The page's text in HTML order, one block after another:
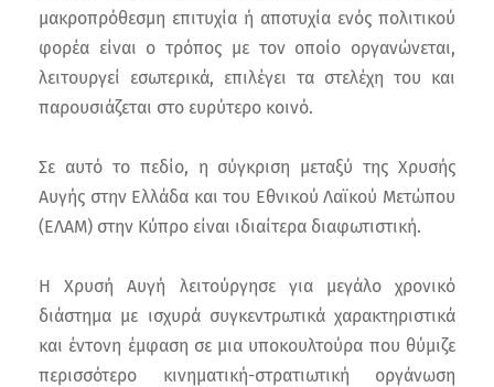
μακροπρόθεσμη επιτυχία ή αποτυχία ενός πολιτικού
φορέα είναι ο τρόπος με τον οποίο οργανώνεται,
λειτουργεί εσωτερικά, επιλέγει τα στελέχη του και
παρουσιάζεται στο ευρύτερο κοινό.
Σε αυτό το πεδίο, η σύγκριση μεταξύ της Χρυσής
Αυγής στην Ελλάδα και του Εθνικού Λαϊκού Μετώπου
(ΕΛΑΜ) στην Κύπρο είναι ιδιαίτερα διαφωτιστική.
Η Χρυσή Αυγή λειτούργησε για μεγάλο χρονικό
διάστημα με ισχυρά συγκεντρωτικά χαρακτηριστικά
και έντονη έμφαση σε μια υποκουλτούρα που θύμιζε
περισσότερο κινηματική-στρατιωτική οργάνωση